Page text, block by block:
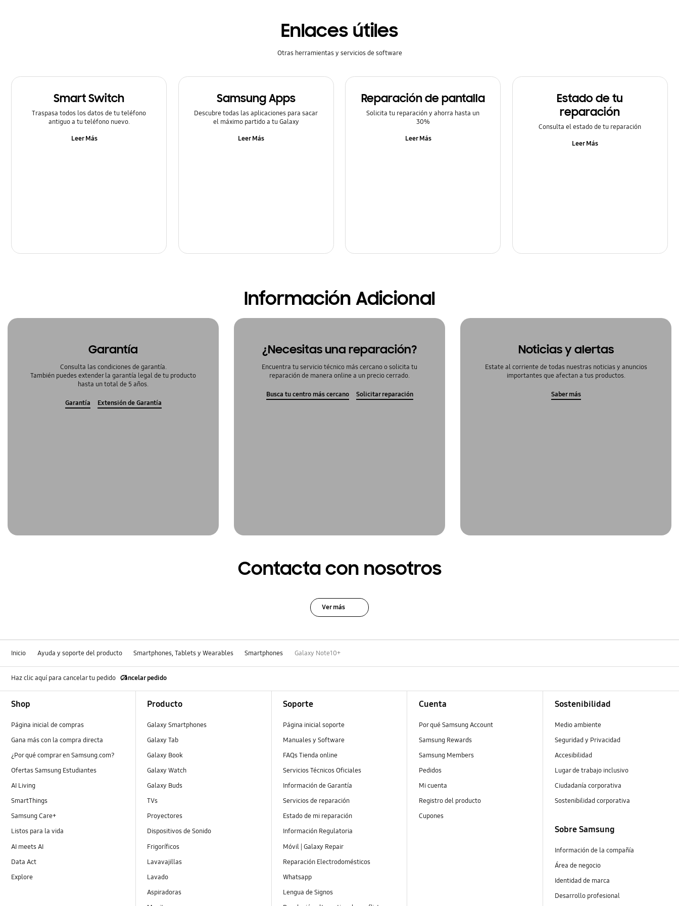
Multimedia
Redes & Wifi
Enlaces útiles
Otras herramientas y servicios de software
Smart Switch
Traspasa todos los datos de tu teléfono
antiguo a tu teléfono nuevo.
Leer Más
Samsung Apps
Descubre todas las aplicaciones para sacar
el máximo partido a tu Galaxy
Leer Más
Reparación de pantalla
Solicita tu reparación y ahorra hasta un
30%
Leer Más
Estado de tu
reparación
Consulta el estado de tu reparación
Leer Más
Información Adicional
Garantía
Consulta las condiciones de garantía.
También puedes extender la garantía legal de tu producto
hasta un total de 5 años.
Garantía Extensión de Garantía
¿Necesitas una reparación?
Encuentra tu servicio técnico más cercano o solicita tu
reparación de manera online a un precio cerrado.
Busca tu centro más cercano Solicitar reparación
Noticias y alertas
Estate al corriente de todas nuestras noticias y anuncios
importantes que afectan a tus productos.
Saber más
Contacta con nosotros
Ver más
Inicio Ayuda y soporte del producto Smartphones, Tablets y Wearables Smartphones Galaxy Note10+
Haz clic aquí para cancelar tu pedido Cancelar pedido
Shop
Página inicial de compras
Gana más con la compra directa
¿Por qué comprar en Samsung.com?
Ofertas Samsung Estudiantes
AI Living
SmartThings
Samsung Care+
Listos para la vida
AI meets AI
Data Act
Explore
Producto
Galaxy Smartphones
Galaxy Tab
Galaxy Book
Galaxy Watch
Galaxy Buds
TVs
Proyectores
Dispositivos de Sonido
Frigoríficos
Lavavajillas
Lavado
Aspiradoras
Soporte
Página inicial soporte
Manuales y Software
FAQs Tienda online
Servicios Técnicos Oficiales
Información de Garantía
Servicios de reparación
Estado de mi reparación
Información Regulatoria
Móvil | Galaxy Repair
Reparación Electrodomésticos
Whatsapp
Lengua de Signos
Cuenta
Por qué Samsung Account
Samsung Rewards
Samsung Members
Pedidos
Mi cuenta
Registro del producto
Cupones
Sostenibilidad
Medio ambiente
Seguridad y Privacidad
Accesibilidad
Lugar de trabajo inclusivo
Ciudadanía corporativa
Sostenibilidad corporativa
Sobre Samsung
Información de la compañía
Área de negocio
Identidad de marca
Desarrollo profesional